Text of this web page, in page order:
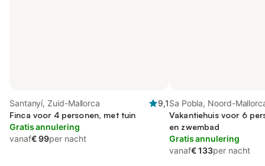
Santanyí, Zuid-Mallorca
9,1
Finca voor 4 personen, met tuin
Gratis annulering
vanaf€ 99per nacht
Sa Pobla, Noord-
Vakantiehuis voor 6
en zwembad
Gratis annulering
vanaf€ 133per nacht